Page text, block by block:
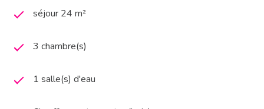
séjour 24 m²
3 chambre(s)
1 salle(s) d'eau